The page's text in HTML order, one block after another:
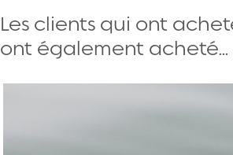
Les clients qui ont
ont également acheté...